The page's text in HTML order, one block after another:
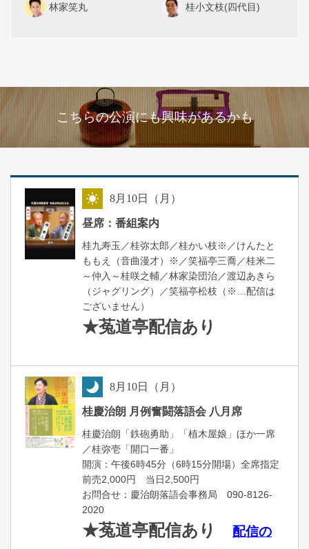
林家笑丸 桂小文枝(四代目)
こちらの公演にも興味があるかも
8月 10日（月）
昼席：番組案内
桂九寿玉／桂弥太郎／桂かい枝※／けんたと
ももえ（音曲漫才）※／笑福亭三喬／桂米二
～仲入～桂咲之輔／林家染団治／渡辺あきら
（ジャグリング）／笑福亭松枝（※…配信は
ございません）
★菟道亭配信あり
8月 10日（月）
桂慶治朗 月例奮闘落語会 八月席
桂慶治朗「鉄砲勇助」「植木屋娘」ほか一席
／桂弥壱「開口一番」
開演：午後6時45分（6時15分開場）全席指定
前売2,000円 当日2,500円
お問合せ：慶治朗落語会事務局 090-8126-
2020
★菟道亭配信あり配信の